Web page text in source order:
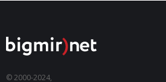
© 2000-2024,